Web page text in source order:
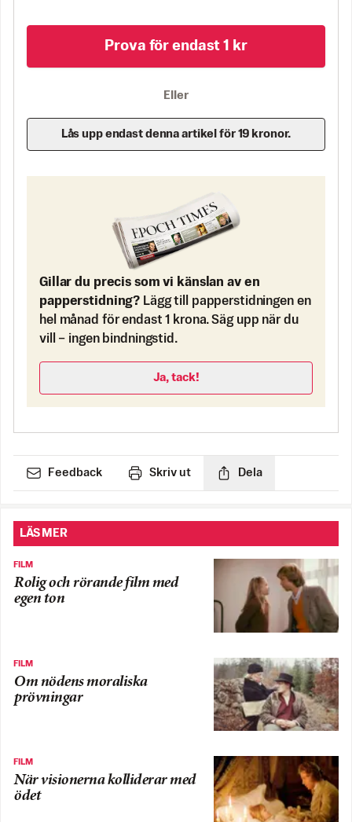
Prova för endast 1 kr
Eller
Lås upp endast denna artikel för 19 kronor.
Gillar du precis som vi känslan av en
papperstidning? Lägg till papperstidningen en
hel månad för endast 1 krona. Säg upp när du
vill – ingen bindningstid.
Ja, tack!
Feedback Skriv ut Dela
LÄS MER
FILM
Rolig och rörande film med
egen ton
FILM
Om nödens moraliska
prövningar
FILM
När visionerna kolliderar med
ödet